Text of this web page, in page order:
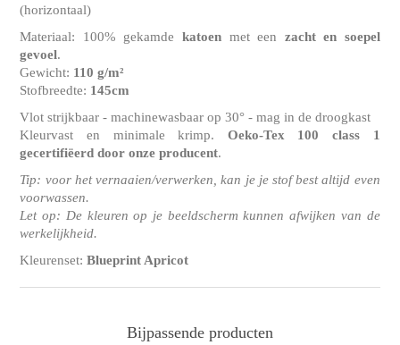
(horizontaal)
Materiaal: 100% gekamde katoenmet een zacht en soepel
gevoel.
Gewicht: 110 g/m²
Stofbreedte: 145cm
Vlot strijkbaar - machinewasbaar op 30° - mag in de droogkast
Kleurvast en minimale krimp. Oeko-Tex 100 class 1
gecertifiëerd door onze producent.
Tip: voor het vernaaien/verwerken, kan je je stof best altijd even
voorwassen.
Let op: De kleuren op je beeldscherm kunnen afwijken van de
werkelijkheid.
Kleurenset:Blueprint Apricot
Bijpassende producten